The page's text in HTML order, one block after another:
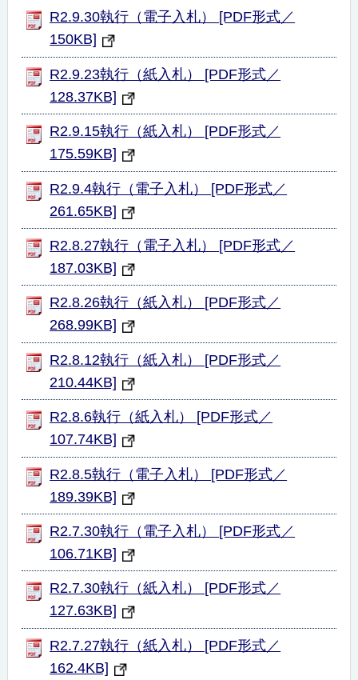
R2.9.30執行（電子入札） [PDF形式／
150KB]
R2.9.23執行（紙入札） [PDF形式／
128.37KB]
R2.9.15執行（紙入札） [PDF形式／
175.59KB]
R2.9.4執行（電子入札） [PDF形式／
261.65KB]
R2.8.27執行（電子入札） [PDF形式／
187.03KB]
R2.8.26執行（紙入札） [PDF形式／
268.99KB]
R2.8.12執行（紙入札） [PDF形式／
210.44KB]
R2.8.6執行（紙入札） [PDF形式／
107.74KB]
R2.8.5執行（電子入札） [PDF形式／
189.39KB]
R2.7.30執行（電子入札） [PDF形式／
106.71KB]
R2.7.30執行（紙入札） [PDF形式／
127.63KB]
R2.7.27執行（紙入札） [PDF形式／
162.4KB]